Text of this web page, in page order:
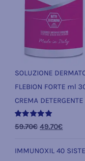
SOLUZIONE
FLEBION FORTE ml
CREMA
Valutato
59.70€ Il
originale
49.70€Il
IMMUNOXIL 40